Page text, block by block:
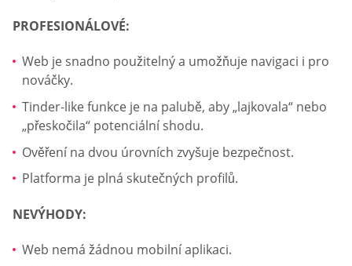
PROFESIONÁLOVÉ:
Web je snadno použitelný a umožňuje navigaci i pro
nováčky.
Tinder-like funkce je na palubě, aby „lajkovala“ nebo
„přeskočila“ potenciální shodu.
Ověření na dvou úrovních zvyšuje bezpečnost.
Platforma je plná skutečných profilů.
NEVÝHODY:
Web nemá žádnou mobilní aplikaci.